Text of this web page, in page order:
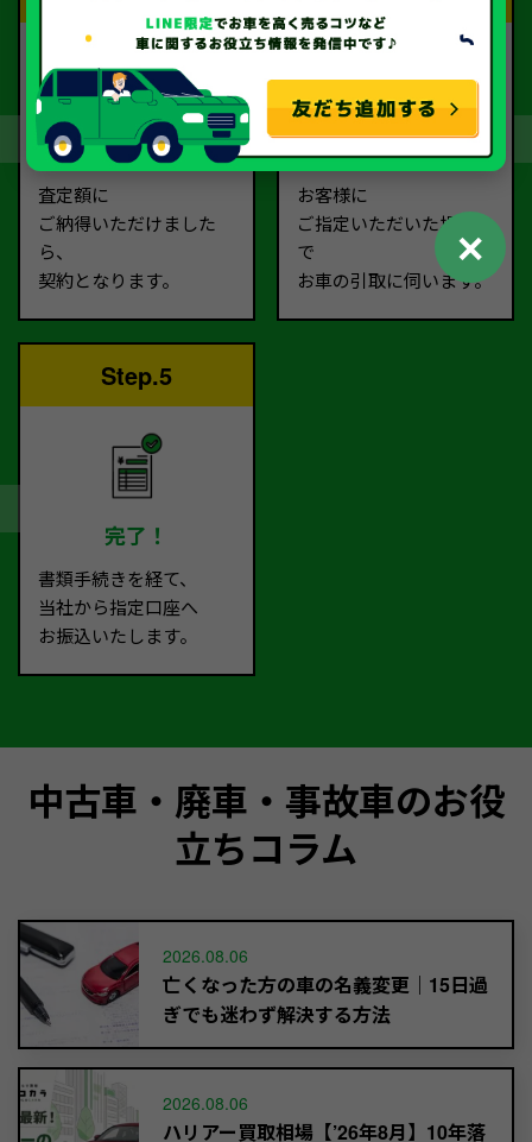
契約
査定額に
ご納得いただけました
ら、
契約となります。
お引取り
お客様に
ご指定いただいた場所ま
で
お車の引取に伺います。
Step.5
完了！
書類手続きを経て、
当社から指定口座へ
お振込いたします。
中古車・廃車・事故車のお役
立ちコラム
2026.08.06
亡くなった方の車の名義変更｜15日過
ぎでも迷わず解決する方法
2026.08.06
ハリアー買取相場【’26年8月】10年落
✕